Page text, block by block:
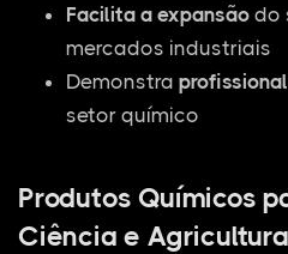
Facilita a expansão do
mercados industriais
Demonstra
setor químico
Produtos Químicos
Ciência e Agricultura